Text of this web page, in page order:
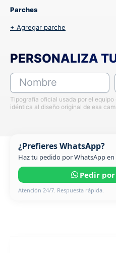
Parches
+ Agregar parche
PERSONALIZA
Nombre
Tipografía oficial usada por el
idéntica al diseño original de esa
¿Prefieres WhatsApp?
Haz tu pedido por WhatsApp
Pedir
Atención 24/7. Respuesta rápida.